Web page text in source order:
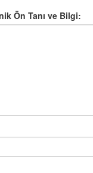
Ön Tanı ve Bilgi: